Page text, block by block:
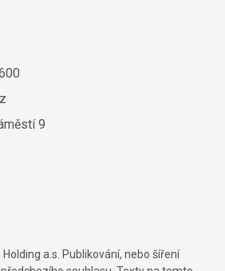
9
a.s. Publikování, nebo šíření